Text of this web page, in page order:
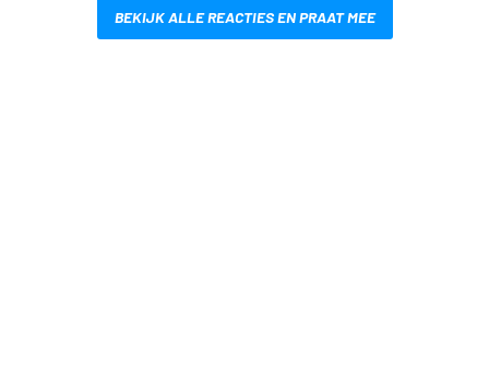
BEKIJK ALLE REACTIES EN PRAAT MEE